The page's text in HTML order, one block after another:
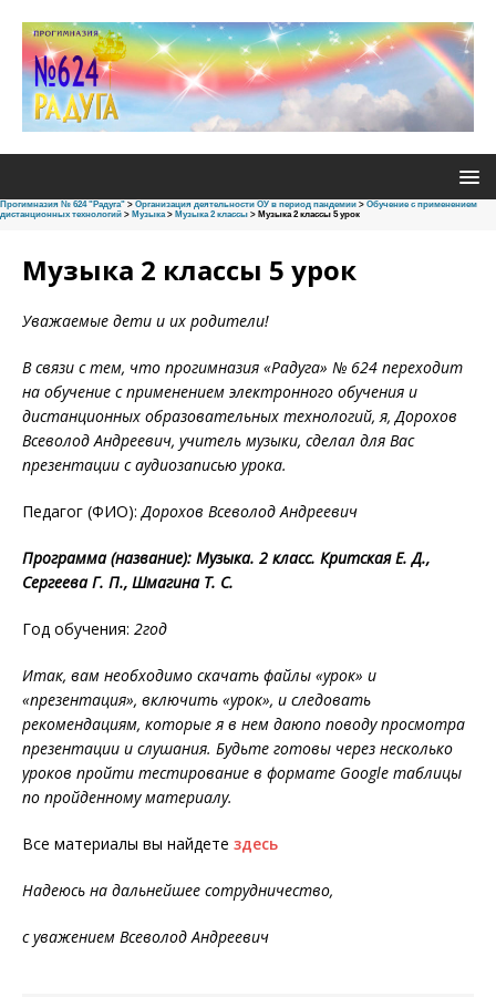
Прогимназия № 624 "Радуга" > Oрганизация деятельности ОУ в период пандемии > Обучение с применением
дистанционных технологий > Музыка> Музыка 2 классы > Музыка 2 классы 5 урок
Музыка 2 классы 5 урок
Уважаемые дети и их родители!
В связи с тем, что прогимназия «Радуга» № 624 переходит
на обучение с применением электронного обучения и
дистанционных образовательных технологий, я, Дорохов
Всеволод Андреевич, учитель музыки, сделал для Вас
презентации с аудиозаписью урока.
Педагог (ФИО):Дорохов Всеволод Андреевич
Программа (название): Музыка. 2 класс. Критская Е. Д.,
Сергеева Г. П., Шмагина Т. С.
Год обучения: 2год
Итак, вам необходимо скачать файлы «урок» и
«презентация», включить «урок», и следовать
рекомендациям, которые я в нем даюпо поводу просмотра
презентации и слушания. Будьте готовы через несколько
уроков пройти тестирование в формате Google таблицы
по пройденному материалу.
Все материалы вы найдете здесь
Надеюсь на дальнейшее сотрудничество,
с уважением Всеволод Андреевич